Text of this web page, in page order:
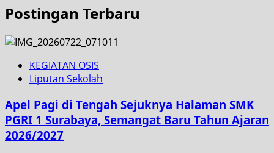
Postingan Terbaru
KEGIATAN OSIS
Liputan Sekolah
Apel Pagi di Tengah Sejuknya Halaman SMK
PGRI 1 Surabaya, Semangat Baru Tahun Ajaran
2026/2027